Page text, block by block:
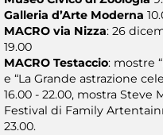
Galleria d’Arte Moderna
MACRO via Nizza: 26
19.00
MACRO Testaccio: mostre
e “La Grande astrazione
16.00 - 22.00, mostra Steve
Festival di Family
23.00.